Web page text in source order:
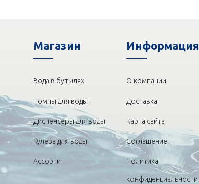
Магазин
Вода в бутылях
Помпы для воды
Диспенсеры для воды
Кулера для воды
Ассорти
Информация
О компании
Доставка
Карта сайта
Соглашение
Политика
конфиденциальности